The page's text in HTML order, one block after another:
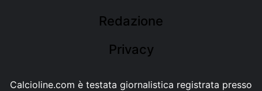
Redazione
Privacy
Calcioline.com è testata giornalistica registrata presso